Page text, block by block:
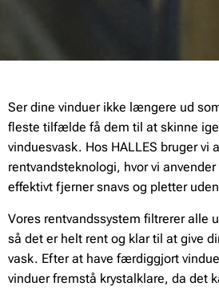
Ser dine vinduer ikke længere ud
fleste tilfælde få dem til at skinne
vinduesvask. Hos HALLES bruger vi
rentvandsteknologi, hvor vi
effektivt fjerner snavs og pletter
Vores rentvandssystem filtrerer alle
så det er helt rent og klar til at give
vask. Efter at have færdiggjort
vinduer fremstå krystalklare, da det